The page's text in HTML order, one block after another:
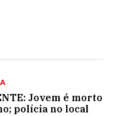
Jovem é morto
polícia no local